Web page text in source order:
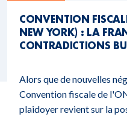
CONVENTION
NEW YORK) : LA
CONTRADICTIONS
Alors que de nouvelles
Convention fiscale de
plaidoyer revient sur la